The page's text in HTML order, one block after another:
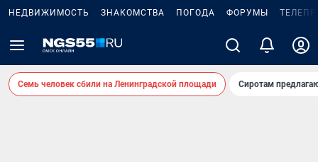
НЕДВИЖИМОСТЬ ЗНАКОМСТВА ПОГОДА ФОРУМЫ
Семь человек сбили на Ленинградской площади Сиротам